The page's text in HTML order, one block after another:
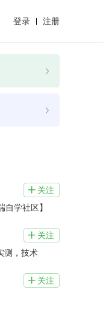
登录 注册
 关注
学社区】
 关注
测，技术
 关注